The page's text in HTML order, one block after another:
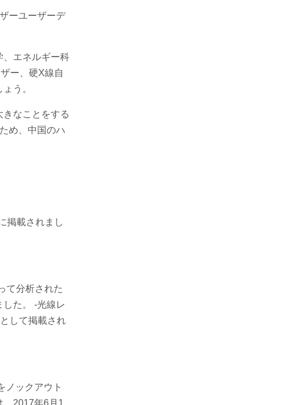
ーユーザーデ
、エネルギー科
ー、硬X線自
う。
なことをする
め、中国のハ
掲載されまし
て分析された
た。 -光線レ
して掲載され
ノックアウト
2017年6月1